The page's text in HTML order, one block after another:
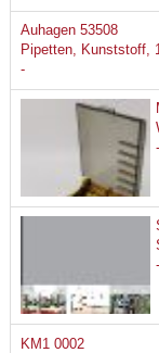
Auhagen 53508
Pipetten, Kunststoff,
-
-
-
KM1 0002